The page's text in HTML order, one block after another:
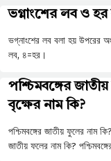
ভগ্নাংশের লব ও
ভগ্নাংশের লব বলা হয় উপরের
লব, ৪=হর।
পশ্চিমবঙ্গের
বৃক্ষের নাম কি?
পশ্চিমবঙ্গের জাতীয় ফুলের নাম
জাতীয় ফলের নাম কি?